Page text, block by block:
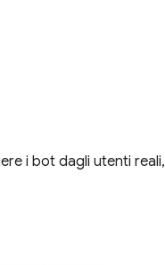
i bot dagli utenti reali,